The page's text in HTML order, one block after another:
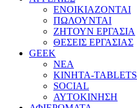
ΕΝΟΙΚΙΑΖΟΝΤΑΙ
ΠΩΛΟΥΝΤΑΙ
ΖΗΤΟΥΝ ΕΡΓΑΣΙΑ
ΘΕΣΕΙΣ ΕΡΓΑΣΙΑΣ
GEEK
ΝΕΑ
ΚΙΝΗΤΑ-TABLETS
SOCIAL
ΑΥΤΟΚΙΝΗΣΗ